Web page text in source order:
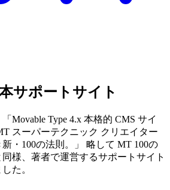
サポートサイト
Movable Type 4.x 本格的 CMS サイ
スーパーテクニック クリエイター
・100の法則。」 略して MT 100の
様、著者で運営するサポートサイト
た。